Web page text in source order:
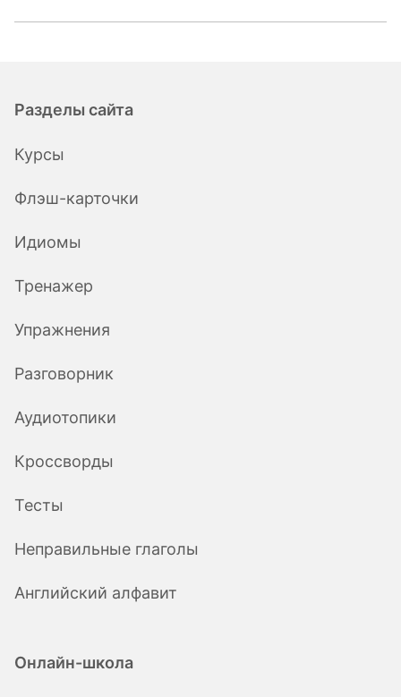
Разделы сайта
Курсы
Флэш-карточки
Идиомы
Тренажер
Упражнения
Разговорник
Аудиотопики
Кроссворды
Тесты
Неправильные глаголы
Английский алфавит
Онлайн-школа